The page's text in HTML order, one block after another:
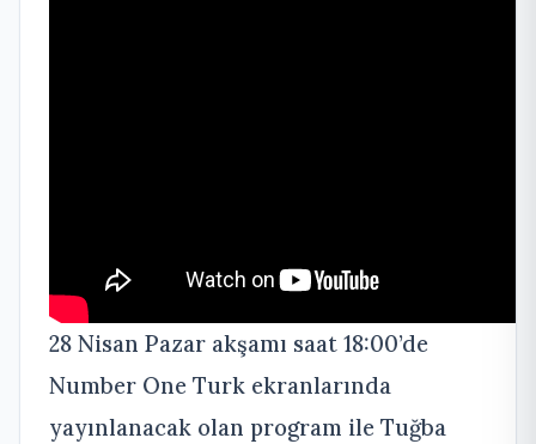
28 Nisan Pazar akşamı saat 18:00’de
Number One Turk ekranlarında
yayınlanacak olan program ile Tuğba